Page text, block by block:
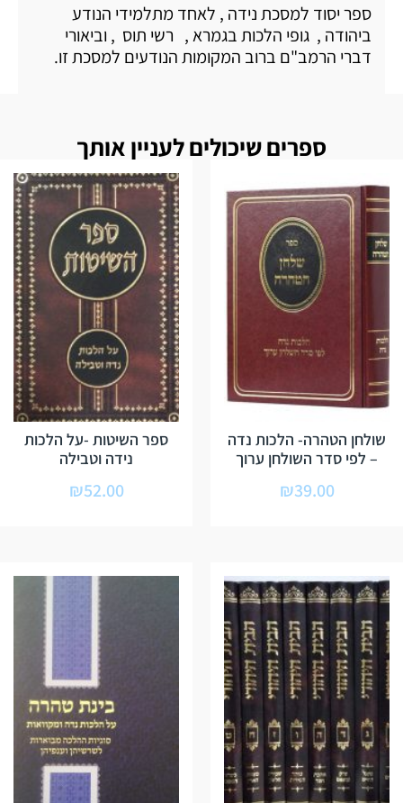
ספר יסוד למסכת נידה , לאחד מתלמידי הנודע
ביהודה , גופי הלכות בגמרא , רשי תוס , וביאורי
דברי הרמב"ם ברוב המקומות הנודעים למסכת זו.
ספרים שיכולים לעניין אותך
שולחן הטהרה- הלכות נדה
– לפי סדר השולחן ערוך
₪39.00
ספר השיטות -על הלכות
נידה וטבילה
₪52.00